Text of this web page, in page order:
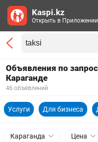
Объявления по
Караганде
46 объявлений
Услуги Для бизнеса
Караганда Цена
Kaspi.kz
Открыть в